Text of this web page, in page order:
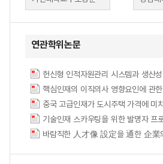
연관학위논문
헌신형 인적자원관리 시스템과 생산
핵심인재의 이직의사 영향요인에 관
중국 고급인재가 도시주택 가격
기술인재 스카우팅을 위한 발명
바람직한 人才像 設定을 通한